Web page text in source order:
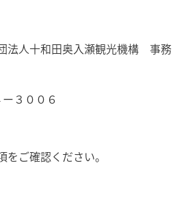
法人十和田奥入瀬観光機構 事務
３００６
ご確認ください。